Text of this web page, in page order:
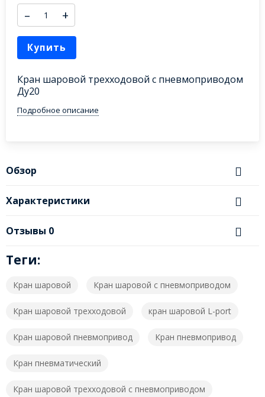
– +
Купить
Кран шаровой трехходовой с пневмоприводом
Ду20
Подробное описание
Обзор
Характеристики
Отзывы 0
Теги:
Кран шаровой Кран шаровой с пневмоприводом
Кран шаровой трехходовой кран шаровой L-port
Кран шаровой пневмопривод Кран пневмопривод
Кран пневматический
Кран шаровой трехходовой с пневмоприводом